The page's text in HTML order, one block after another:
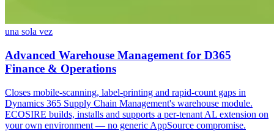
una sola vez
Advanced Warehouse Management for D365
Finance & Operations
Closes mobile-scanning, label-printing and rapid-count gaps in
Dynamics 365 Supply Chain Management's warehouse module.
ECOSIRE builds, installs and supports a per-tenant AL extension on
your own environment — no generic AppSource compromise.